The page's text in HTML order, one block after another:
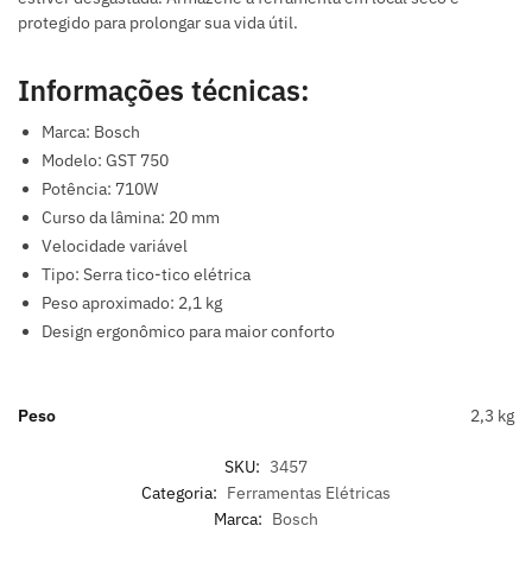
protegido para prolongar sua vida útil.
Informações técnicas:
Marca: Bosch
Modelo: GST 750
Potência: 710W
Curso da lâmina: 20 mm
Velocidade variável
Tipo: Serra tico-tico elétrica
Peso aproximado: 2,1 kg
Design ergonômico para maior conforto
Peso 2,3 kg
SKU: 3457
Categoria: Ferramentas Elétricas
Marca: Bosch